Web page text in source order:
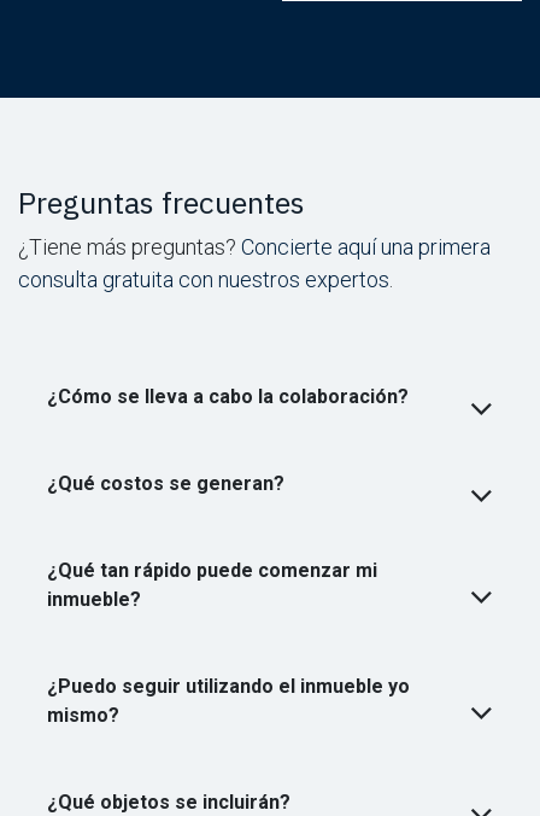
Preguntas frecuentes
¿Tiene más preguntas? Concierte aquí una primera
consulta gratuita con nuestros expertos
¿Cómo se lleva a cabo la colaboración?
¿Qué costos se generan?
¿Qué tan rápido puede comenzar mi
inmueble?
¿Puedo seguir utilizando el inmueble yo
mismo?
¿Qué objetos se incluirán?